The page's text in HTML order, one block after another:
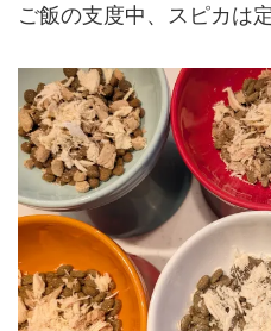
ご飯の支度中、スピカは